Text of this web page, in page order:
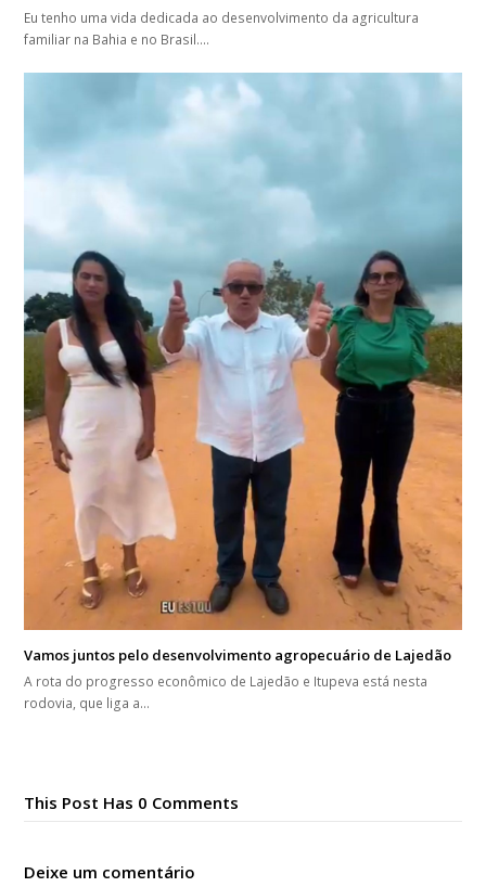
Eu tenho uma vida dedicada ao desenvolvimento da agricultura
familiar na Bahia e no Brasil.…
Vamos juntos pelo desenvolvimento agropecuário de Lajedão
A rota do progresso econômico de Lajedão e Itupeva está nesta
rodovia, que liga a…
This Post Has 0 Comments
Deixe um comentário